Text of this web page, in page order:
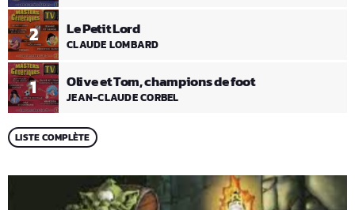
1 Olive et Tom, champions de foot
JEAN-CLAUDE CORBEL
2 Le Petit Lord
CLAUDE LOMBARD
LISTE COMPLÈTE